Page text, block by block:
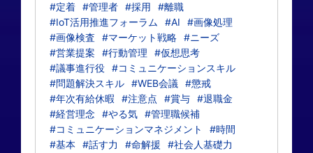
#定着 #管理者 #採用
#離職
#IoT活用推進フォーラム
#AI
#画像処理
#画像検査
#マーケット戦略 #ニーズ
#営業提案
#行動管理
#仮想思考
#議事進行役 #コミュニケーションスキル
#問題解決スキル #WEB会議
#懲戒
#年次有給休暇
#注意点 #賞与 #退職金
#経営理念 #やる気 #管理職候補
#コミュニケーションマネジメント
#時間
#基本
#話す力 #命解援
#社会人基礎力